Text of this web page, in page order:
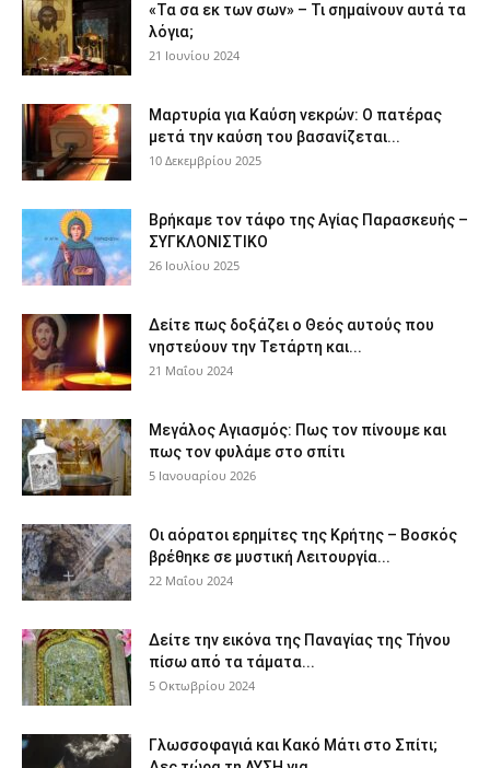
«Τα σα εκ των σων» – Τι σημαίνουν αυτά τα
λόγια;
21 Ιουνίου 2024
Μαρτυρία για Καύση νεκρών: Ο πατέρας
μετά την καύση του βασανίζεται...
10 Δεκεμβρίου 2025
Βρήκαμε τον τάφο της Αγίας Παρασκευής –
ΣΥΓΚΛΟΝΙΣΤΙΚΟ
26 Ιουλίου 2025
Δείτε πως δοξάζει ο Θεός αυτούς που
νηστεύουν την Τετάρτη και...
21 Μαΐου 2024
Μεγάλος Αγιασμός: Πως τον πίνουμε και
πως τον φυλάμε στο σπίτι
5 Ιανουαρίου 2026
Οι αόρατοι ερημίτες της Κρήτης – Βοσκός
βρέθηκε σε μυστική Λειτουργία...
22 Μαΐου 2024
Δείτε την εικόνα της Παναγίας της Τήνου
πίσω από τα τάματα...
5 Οκτωβρίου 2024
Γλωσσοφαγιά και Κακό Μάτι στο Σπίτι;